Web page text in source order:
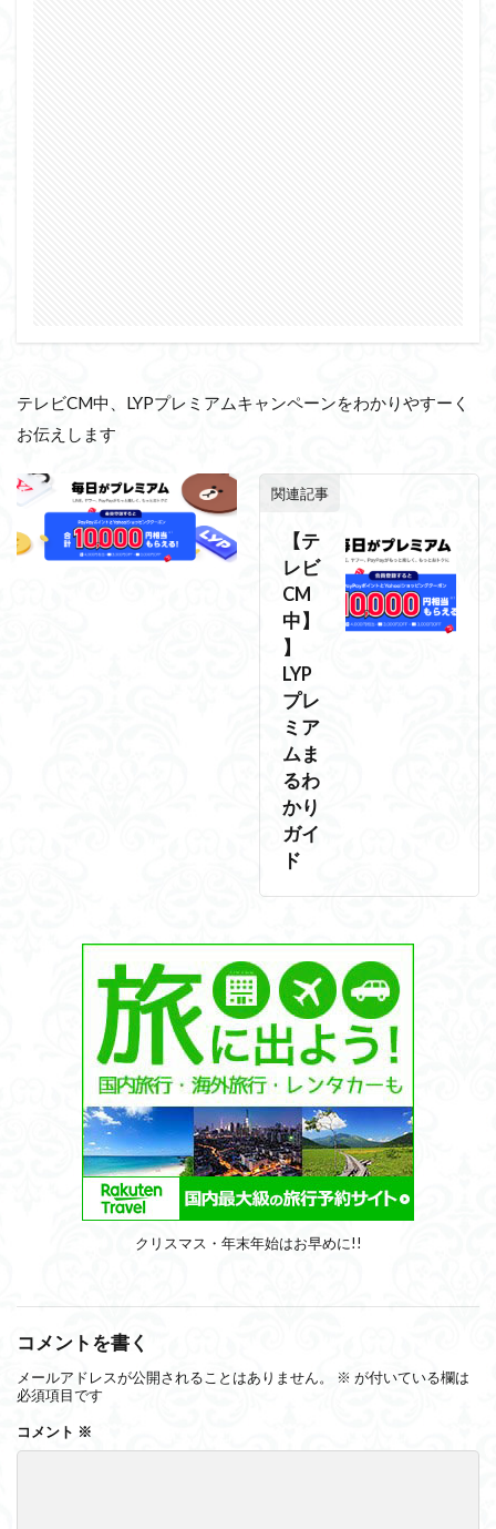
テレビCM中、LYPプレミアムキャンペーンをわかりやすーく
お伝えします
関連記事
【テ
レビ
CM
中】
】
LYP
プレ
ミア
ムま
るわ
かり
ガイ
ド
クリスマス・年末年始はお早めに!!
コメントを書く
メールアドレスが公開されることはありません。 ※ が付いている欄は
必須項目です
コメント ※